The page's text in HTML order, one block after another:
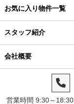
お気に入り物件一覧
スタッフ紹介
会社概要
営業時間 9:30～18:30